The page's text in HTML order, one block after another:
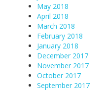
May 2018
April 2018
March 2018
February 2018
January 2018
December 2017
November 2017
October 2017
September 2017